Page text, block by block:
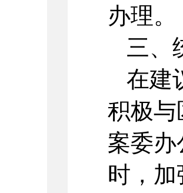
办理。
三、
在建
积极与
案委
时，